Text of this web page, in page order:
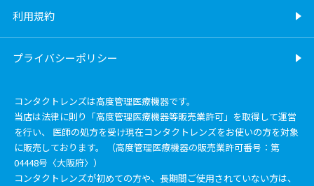
利用規約
プライバシーポリシー
コンタクトレンズは高度管理医療機器です。
当店は法律に則り「高度管理医療機器等販売業許可」を取得して運営
を行い、 医師の処方を受け現在コンタクトレンズをお使いの方を対象
に販売しております。 （高度管理医療機器の販売業許可番号：第
04448号〈大阪府〉）
コンタクトレンズが初めての方や、長期間ご使用されていない方は、